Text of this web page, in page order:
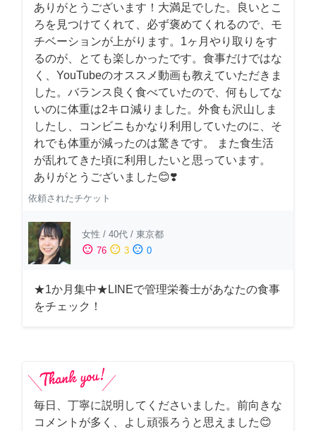
ありがとうございます！大満足でした。良いとこ
ろを見つけてくれて、必ず褒めてくれるので、モ
チベーションが上がります。1ヶ月やり取りをす
るのが、とても楽しかったです。食事だけではな
く、YouTubeのオススメ動画も教えていただきま
した。バランス良く食べていたので、何もしてな
いのに体重は2キロ減りました。外食も沢山しま
したし、コンビニもかなり利用していたのに、そ
れでも体重が減ったのは驚きです。 また食生活
が乱れてきた頃に利用したいと思っています。
ありがとうございました😊❣️
依頼されたチケット
女性 / 40代 / 東京都
sentiment_satisfied 76 sentiment_neutral 3 sentiment_dissatisfied 0
★1か月集中★LINEで管理栄養士があなたの食事
をチェック！
毎日、丁寧に説明してくださいました。前向きな
コメントが多く、よし頑張ろうと思えました😊